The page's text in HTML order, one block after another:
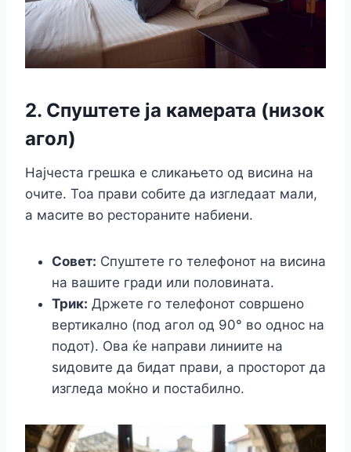
2. Спуштете ја камерата (низок
агол)
Најчеста грешка е сликањето од висина на
очите. Тоа прави собите да изгледаат мали,
а масите во рестораните набиени.
Совет: Спуштете го телефонот на висина
на вашите гради или половината.
Трик: Држете го телефонот совршено
вертикално (под агол од 90° во однос на
подот). Ова ќе направи линиите на
ѕидовите да бидат прави, а просторот да
изгледа моќно и постабилно.